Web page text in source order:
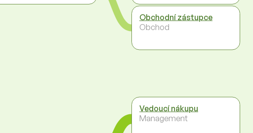
Obchodní zástupce
Obchod
Vedoucí nákupu
Management